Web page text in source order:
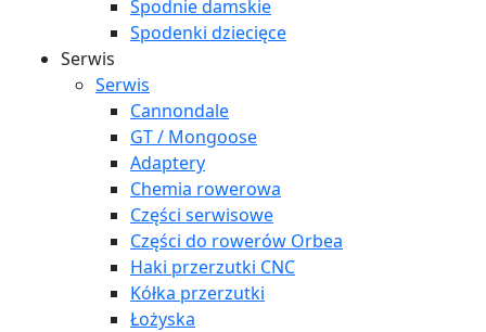
Spodnie damskie
Spodenki dziecięce
Serwis
Serwis
Cannondale
GT / Mongoose
Adaptery
Chemia rowerowa
Części serwisowe
Części do rowerów Orbea
Haki przerzutki CNC
Kółka przerzutki
Łożyska